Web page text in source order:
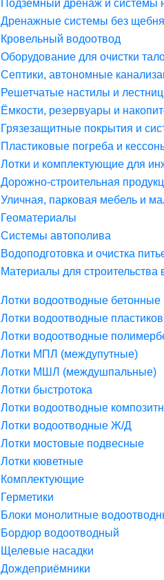
Подземный дренаж и системы
Дренажные системы без щебня
Кровельный водоотвод
Оборудование для очистки
Септики, автономные
Решетчатые настилы и
Ёмкости, резервуары и
Грязезащитные покрытия и
Пластиковые погреба и
Лотки и комплектующие для
Дорожно-строительная
Уличная, парковая мебель и
Геоматериалы
Системы автополива
Водоподготовка и очистка
Материалы для строительства
Лотки водоотводные бетонные
Лотки водоотводные
Лотки водоотводные
Лотки МПЛ (междупутные)
Лотки МШЛ (междушпальные)
Лотки быстротока
Лотки водоотводные
Лотки водоотводные Ж/Д
Лотки мостовые подвесные
Лотки кюветные
Комплектующие
Герметики
Блоки монолитные
Бордюр водоотводный
Щелевые насадки
Дождеприёмники